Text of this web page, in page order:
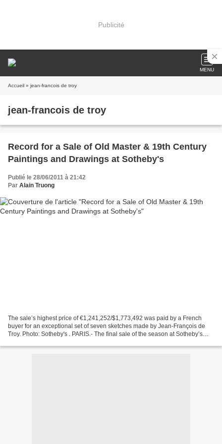
Publicité
MENU
Accueil » jean-francois de troy
jean-francois de troy
Record for a Sale of Old Master & 19th Century
Paintings and Drawings at Sotheby's
Publié le 28/06/2011 à 21:42
Par Alain Truong
The sale’s highest price of €1,241,252/$1,773,492 was paid by a French
buyer for an exceptional set of seven sketches made by Jean-François de
Troy. Photo: Sotheby's . PARIS.- The final sale of the season at Sotheby’s